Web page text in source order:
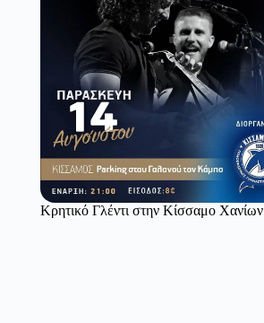
Κρητικό Γλέντι στην Κίσσαμο Χανίων